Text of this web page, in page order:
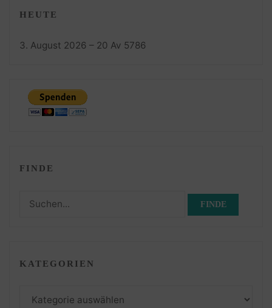
HEUTE
3. August 2026 – 20 Av 5786
FINDE
Suchen
KATEGORIEN